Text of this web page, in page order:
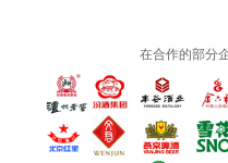
在合作的部分